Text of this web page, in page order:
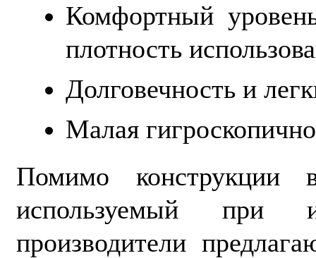
Комфортный
плотность
Долговечность и
Малая
Помимо конструкции
используемый при
производители